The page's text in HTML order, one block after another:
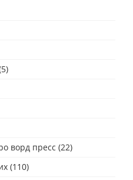
ворд пресс (22)
(110)